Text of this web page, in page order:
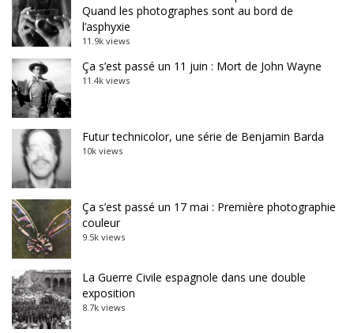
Quand les photographes sont au bord de
l’asphyxie
11.9k views
Ça s’est passé un 11 juin : Mort de John Wayne
11.4k views
Futur technicolor, une série de Benjamin Barda
10k views
Ça s’est passé un 17 mai : Première photographie
couleur
9.5k views
La Guerre Civile espagnole dans une double
exposition
8.7k views